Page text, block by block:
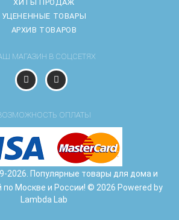
ХИТЫ ПРОДАЖ
УЦЕНЕННЫЕ ТОВАРЫ
АРХИВ ТОВАРОВ
МАГАЗИН В СОЦСЕТЯХ
ОПЛАТЫ
2026. Популярные товары для дома и
по Москве и России! © 2026 Powered by
Lambda Lab